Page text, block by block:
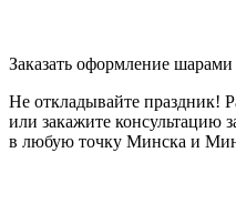
Заказать оформление
Не откладывайте праздник!
или закажите консультацию
в любую точку Минска и